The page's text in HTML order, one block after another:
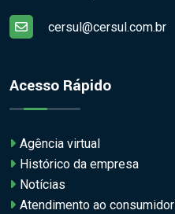
cersul@cersul.com.br
Acesso Rápido
Agência virtual
Histórico da empresa
Notícias
Atendimento ao consumidor